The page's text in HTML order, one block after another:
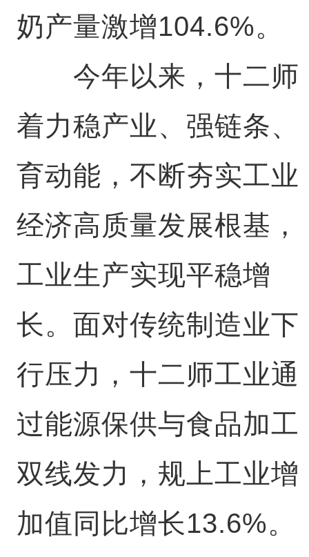
奶产量激增104.6%。
今年以来，十二师
着力稳产业、强链条、
育动能，不断夯实工业
经济高质量发展根基，
工业生产实现平稳增
长。面对传统制造业下
行压力，十二师工业通
过能源保供与食品加工
双线发力，规上工业增
加值同比增长13.6%。